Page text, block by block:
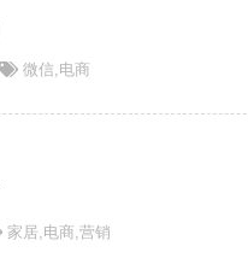
微信,电商
家居,电商,营销